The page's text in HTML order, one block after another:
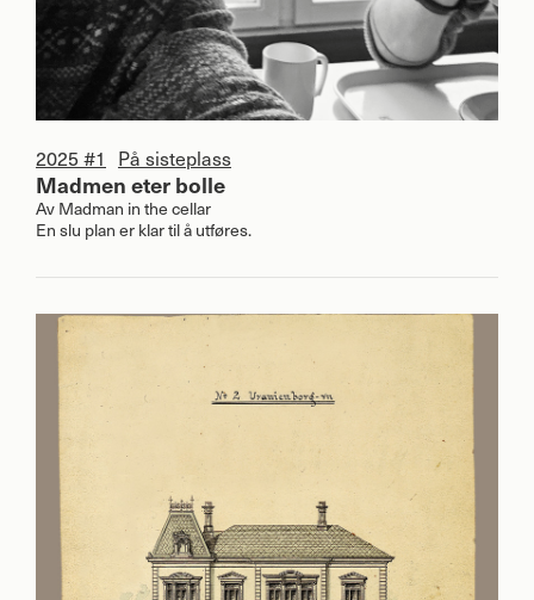
2025 #1 På sisteplass
Madmen eter bolle
AvMadman in the cellar
En slu plan er klar til å utføres.